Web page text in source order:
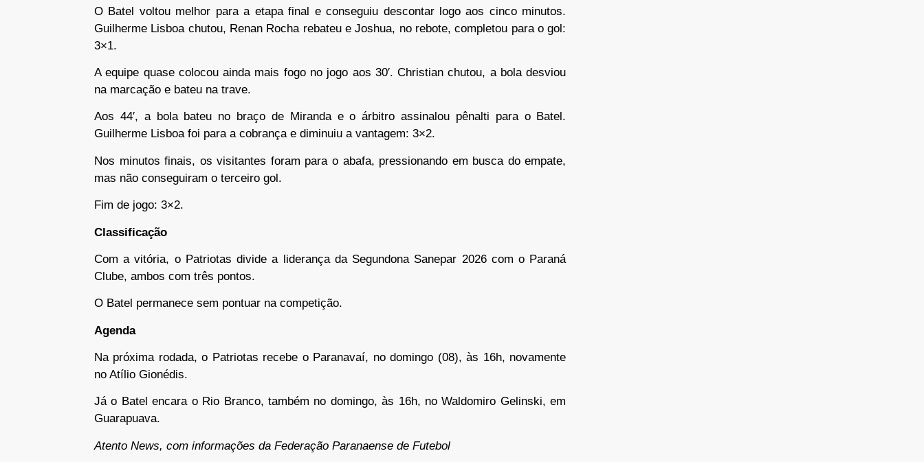
O Batel voltou melhor para a etapa final e conseguiu descontar logo aos cinco minutos.
Guilherme Lisboa chutou, Renan Rocha rebateu e Joshua, no rebote, completou para o gol:
3×1.
A equipe quase colocou ainda mais fogo no jogo aos 30′. Christian chutou, a bola desviou
na marcação e bateu na trave.
Aos 44′, a bola bateu no braço de Miranda e o árbitro assinalou pênalti para o Batel.
Guilherme Lisboa foi para a cobrança e diminuiu a vantagem: 3×2.
Nos minutos finais, os visitantes foram para o abafa, pressionando em busca do empate,
mas não conseguiram o terceiro gol.
Fim de jogo: 3×2.
Classificação
Com a vitória, o Patriotas divide a liderança da Segundona Sanepar 2026 com o Paraná
Clube, ambos com três pontos.
O Batel permanece sem pontuar na competição.
Agenda
Na próxima rodada, o Patriotas recebe o Paranavaí, no domingo (08), às 16h, novamente
no Atílio Gionédis.
Já o Batel encara o Rio Branco, também no domingo, às 16h, no Waldomiro Gelinski, em
Guarapuava.
Atento News, com informações da Federação Paranaense de Futebol